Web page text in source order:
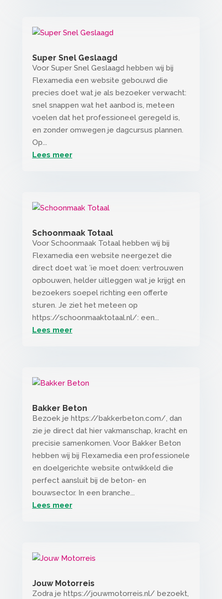
Super Snel Geslaagd
Voor Super Snel Geslaagd hebben wij bij
Flexamedia een website gebouwd die
precies doet wat je als bezoeker verwacht:
snel snappen wat het aanbod is, meteen
voelen dat het professioneel geregeld is,
en zonder omwegen je dagcursus plannen.
Op...
Lees meer
Schoonmaak Totaal
Voor Schoonmaak Totaal hebben wij bij
Flexamedia een website neergezet die
direct doet wat ’ie moet doen: vertrouwen
opbouwen, helder uitleggen wat je krijgt en
bezoekers soepel richting een offerte
sturen. Je ziet het meteen op
https://schoonmaaktotaal.nl/: een...
Lees meer
Bakker Beton
Bezoek je https://bakkerbeton.com/, dan
zie je direct dat hier vakmanschap, kracht en
precisie samenkomen. Voor Bakker Beton
hebben wij bij Flexamedia een professionele
en doelgerichte website ontwikkeld die
perfect aansluit bij de beton- en
bouwsector. In een branche...
Lees meer
Jouw Motorreis
Zodra je https://jouwmotorreis.nl/ bezoekt,